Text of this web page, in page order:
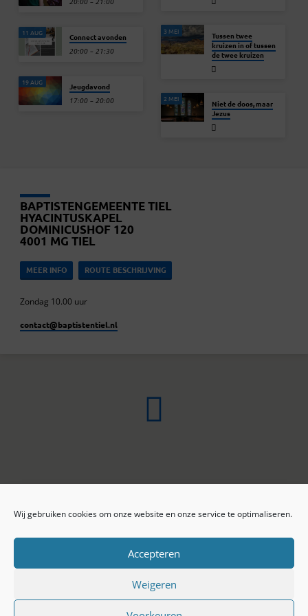
Wij gebruiken cookies om onze website en onze service te optimaliseren.
Accepteren
Weigeren
11 AUG Connect avonden
20:00 – 21:30
19 AUG Jeugdavond
17:00 – 20:00
3 MEI
Tussen twee
kruizen in of tussen
de twee kruizen
2 MEI
Niet de doos, maar
Jezus
BAPTISTENGEMEENTE TIEL
HYACINTUSKAPEL
DOMINICUSHOF 120
4001 MG TIEL
MEER INFO ROUTE BESCHRIJVING
Zondag 10.00 uur
contact​@baptistentiel.nl
ONLINE ARCHIEF
Privacy beleid